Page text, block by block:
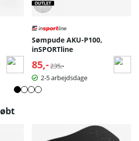
Sømpude AKU-P100,
inSPORTline
85,- Normalpris:
235,-
2-5 arbejdsdage